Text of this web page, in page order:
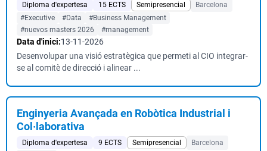
Diploma d'expertesa 15 ECTS Semipresencial
Barcelona
#Executive
#Data
#Business Management
#nuevos masters 2026
#management
Data d'inici:13-11-2026
Desenvolupar una visió estratègica que permeti al CIO integrar-
se al comitè de direcció i alinear ...
Enginyeria Avançada en Robòtica Industrial i
Col·laborativa
Diploma d'expertesa 9 ECTS Semipresencial
Barcelona